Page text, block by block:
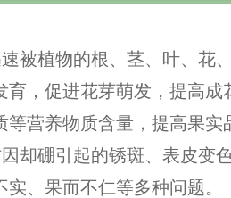
被植物的根、茎、叶、花
育，促进花芽萌发，提高成
等营养物质含量，提高果实
却硼引起的锈斑、表皮变
、果而不仁等多种问题。